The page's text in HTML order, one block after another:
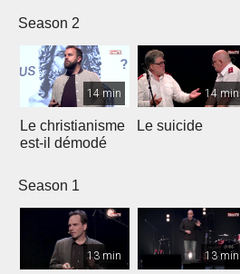
Season 2
14 min
Le christianisme
est-il démodé
14 min
Le suicide
Season 1
13 min 13 min